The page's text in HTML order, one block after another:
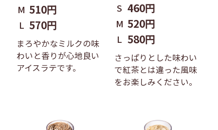
M 510円
L 570円
まろやかなミルクの味
わいと香りが心地良い
アイスラテです。
S 460円
M 520円
L 580円
さっぱりとした味わい
で紅茶とは違った風味
をお楽しみください。